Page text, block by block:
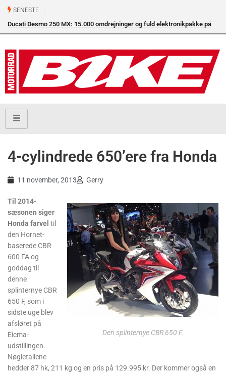
SENESTE
Ducati Desmo 250 MX: 15.000 omdrejninger og fuld elektronikpakke på
4-cylindrede 650’ere fra Honda
11 november, 2013 Gerry
Den splinternye CBR 650 F.
Til 2014-
sæsonen siger
Honda farvel til
den Hornet-
baserede CBR
600 FA og
goddag til
denne
splinternye CBR
650 F, som i
sidste uge blev
afsløret på
Eicma-
udstillingen.
Nøgletallene
hedder 87 hk, 211 kg og en pris på 129.995 kr. Der kommer også en